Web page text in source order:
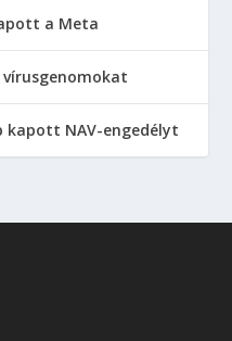
a Meta
kapott NAV-engedélyt